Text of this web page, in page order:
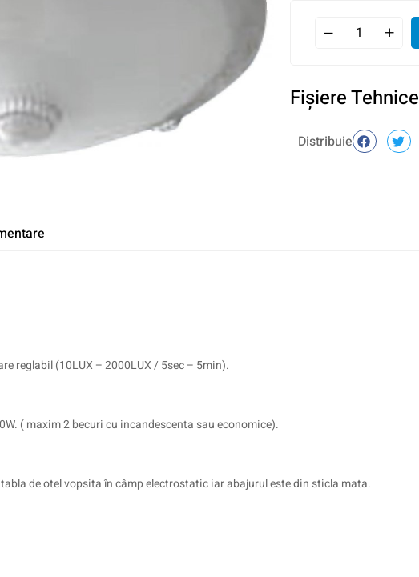
Fişiere Tehnice
Distribuie
reglabil (10LUX – 2000LUX / 5sec – 5min).
( maxim 2 becuri cu incandescenta sau economice).
de otel vopsita în câmp electrostatic iar abajurul este din sticla mata.